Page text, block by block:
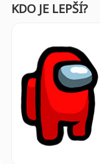
KDO JE LEPŠÍ?